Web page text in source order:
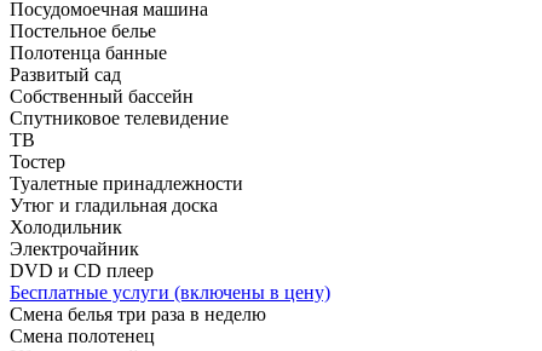
Посудомоечная машина
Постельное белье
Полотенца банные
Развитый сад
Собственный бассейн
Спутниковое телевидение
ТВ
Тостер
Туалетные принадлежности
Утюг и гладильная доска
Холодильник
Электрочайник
DVD и CD плеер
Бесплатные услуги (включены в цену)
Смена белья три раза в неделю
Смена полотенец